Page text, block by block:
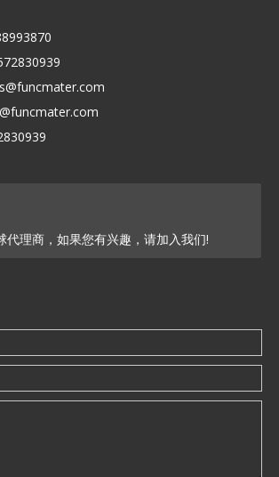
代理商，如果您有兴趣，请加入我们!